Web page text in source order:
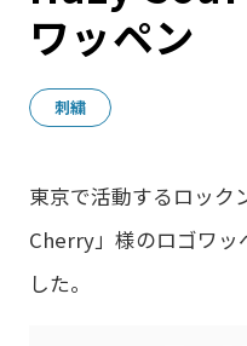
ワッペン
刺繍
東京で活動するロック
Cherry」様のロゴワッ
した。